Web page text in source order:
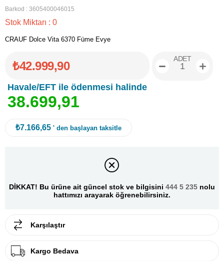
Barkod : 3605400046015
Stok Miktarı : 0
CRAUF Dolce Vita 6370 Füme Evye
₺42.999,90
Havale/EFT ile ödenmesi halinde
38.699,91
ADET
₺7.166,65 ' den başlayan taksitle
DİKKAT! Bu ürüne ait güncel stok ve bilgisini 444 5 235 nolu
hattımızı arayarak öğrenebilirsiniz.
Karşılaştır
Kargo Bedava